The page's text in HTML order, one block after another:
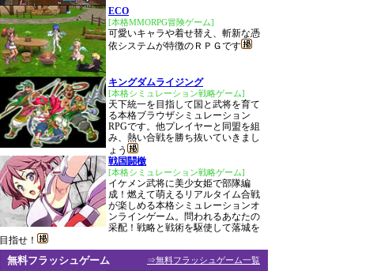
ECO
[本格MMORPG冒険ゲーム]
可愛いキャラや着せ替え、斬新な憑
依システムが特徴のＲＰＧです
キングダムライジング
[本格シミュレーション戦略ゲーム]
天下統一を目指して国と武将を育て
る本格ブラウザシミュレーション
RPGです。他プレイヤーと同盟を組
み、熱い合戦を勝ち抜いていきまし
ょう
戦国闘檄
[本格シミュレーション戦略ゲーム]
イケメン武将に美少女姫で部隊編
成！燃えて萌えるリアルタイム合戦
が楽しめる本格シミュレーションオ
ンラインゲーム。問われるあなたの
采配！戦略と戦術を駆使して落城を
目指せ！
⇒無料フラッシュゲーム一覧
無料フラッシュゲーム